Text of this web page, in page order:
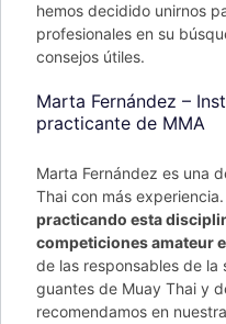
hemos decidido unirnos
profesionales en su
consejos útiles.
Marta Fernández –
practicante de MMA
Marta Fernández es una
Thai con más experiencia.
practicando esta
competiciones amateur
de las responsables de la
guantes de Muay Thai y
recomendamos en